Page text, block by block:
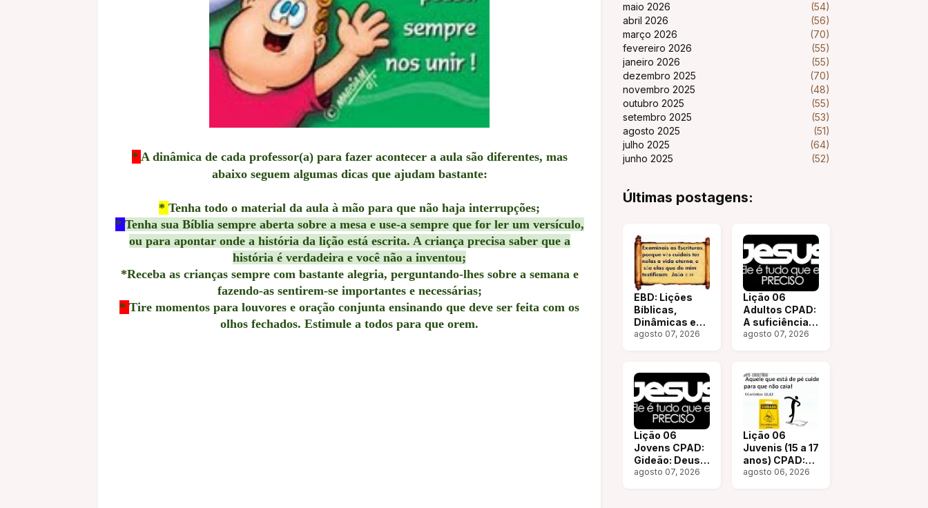
* A dinâmica de cada professor(a) para fazer acontecer a aula são diferentes, mas
abaixo seguem algumas dicas que ajudam bastante:
* Tenha todo o material da aula à mão para que não haja interrupções;
* Tenha sua Bíblia sempre aberta sobre a mesa e use-a sempre que for ler um versículo,
ou para apontar onde a história da lição está escrita. A criança precisa saber que a
história é verdadeira e você não a inventou;
*Receba as crianças sempre com bastante alegria, perguntando-lhes sobre a semana e
fazendo-as sentirem-se importantes e necessárias;
* Tire momentos para louvores e oração conjunta ensinando que deve ser feita com os
olhos fechados. Estimule a todos para que orem.
maio 2026
(54)
abril 2026
(56)
março 2026
(70)
fevereiro 2026
(55)
janeiro 2026
(55)
dezembro 2025
(70)
novembro 2025
(48)
outubro 2025
(55)
setembro 2025
(53)
agosto 2025
(51)
julho 2025
(64)
junho 2025
(52)
Últimas postagens:
EBD: Lições
Bíblicas,
Dinâmicas e
Arquivo (2025-
agosto 07, 2026
Lição 06
Adultos CPAD:
A suficiência
da Graça na
de Aula EBD |
3º Trimestre
2026
agosto 07, 2026
Lição 06
Jovens CPAD:
Gideão: Deus
transforma a
agosto 07, 2026
Lição 06
Juvenis (15 a 17
anos) CPAD:
Uma arma
agosto 06, 2026